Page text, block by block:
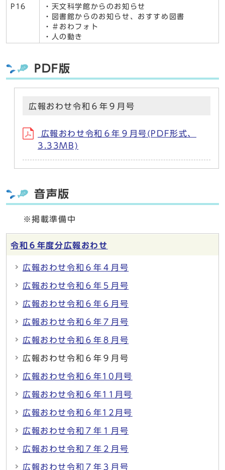
P16
・天文科学館からのお知らせ
・図書館からのお知らせ、おすすめ図書
・＃おわフォト
・人の動き
PDF版
広報おわせ令和６年９月号
広報おわせ令和６年９月号(PDF形式、
3.33MB)
音声版
※掲載準備中
令和６年度分広報おわせ
広報おわせ令和６年４月号
広報おわせ令和６年５月号
広報おわせ令和６年６月号
広報おわせ令和６年７月号
広報おわせ令和６年８月号
広報おわせ令和６年９月号
広報おわせ令和６年10月号
広報おわせ令和６年11月号
広報おわせ令和６年12月号
広報おわせ令和７年１月号
広報おわせ令和７年２月号
広報おわせ令和７年３月号